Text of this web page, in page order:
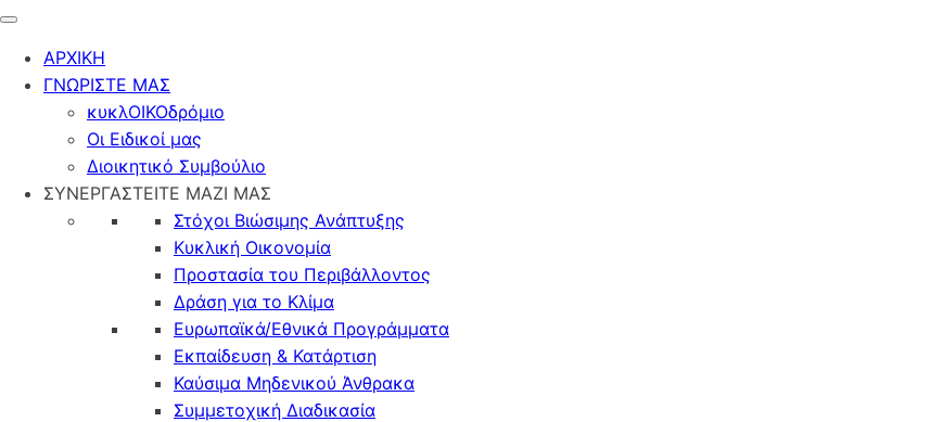
ΑΡΧΙΚΗ
ΓΝΩΡΙΣΤΕ ΜΑΣ
κυκλΟΙΚΟδρόμιο
Οι Ειδικοί μας
Διοικητικό Συμβούλιο
ΣΥΝΕΡΓΑΣΤΕΙΤΕ ΜΑΖΙ ΜΑΣ
Στόχοι Βιώσιμης Ανάπτυξης
Κυκλική Οικονομία
Προστασία του Περιβάλλοντος
Δράση για το Κλίμα
Ευρωπαϊκά/Εθνικά Προγράμματα
Εκπαίδευση & Κατάρτιση
Καύσιμα Μηδενικού Άνθρακα
Συμμετοχική Διαδικασία